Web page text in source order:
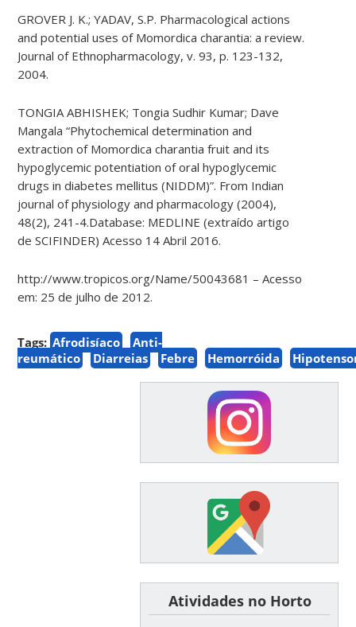
GROVER J. K.; YADAV, S.P. Pharmacological actions
and potential uses of Momordica charantia: a review.
Journal of Ethnopharmacology, v. 93, p. 123-132,
2004.
TONGIA ABHISHEK; Tongia Sudhir Kumar; Dave
Mangala “Phytochemical determination and
extraction of Momordica charantia fruit and its
hypoglycemic potentiation of oral hypoglycemic
drugs in diabetes mellitus (NIDDM)”. From Indian
journal of physiology and pharmacology (2004),
48(2), 241-4.Database: MEDLINE (extraído artigo
de SCIFINDER) Acesso 14 Abril 2016.
http://www.tropicos.org/Name/50043681 – Acesso
em: 25 de julho de 2012.
Tags: Afrodisíaco
Anti-
reumático
Diarreias Febre Hemorróida
͏ ͏ ͏ ͏ ͏ ͏Atividades no Horto